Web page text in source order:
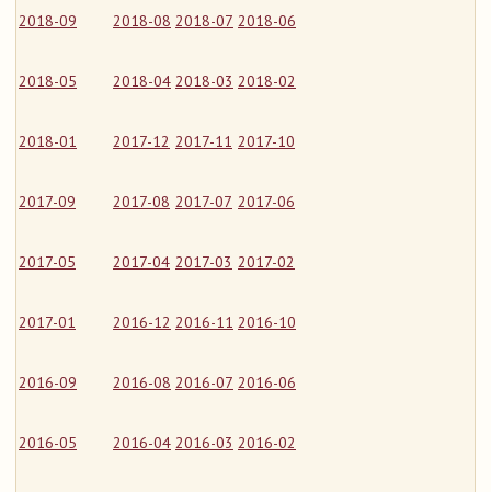
2018-09 2018-08 2018-07 2018-06
2018-05 2018-04 2018-03 2018-02
2018-01 2017-12 2017-11 2017-10
2017-09 2017-08 2017-07 2017-06
2017-05 2017-04 2017-03 2017-02
2017-01 2016-12 2016-11 2016-10
2016-09 2016-08 2016-07 2016-06
2016-05 2016-04 2016-03 2016-02